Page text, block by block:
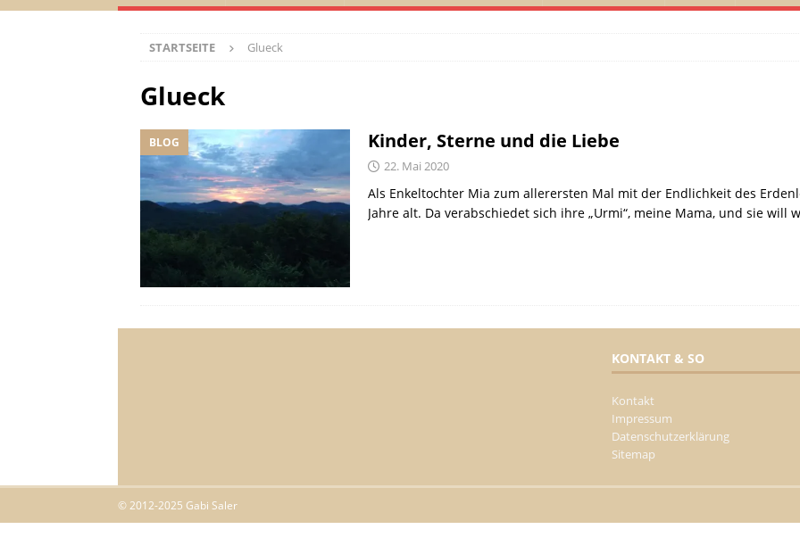
STARTSEITE Glueck
Glueck
BLOG Kinder, Sterne und die Liebe
22. Mai 2020
Als Enkeltochter Mia zum allerersten Mal mit der Endlichkeit des
Jahre alt. Da verabschiedet sich ihre „Urmi“, meine Mama, und sie will
KONTAKT & SO
Kontakt
Impressum
Datenschutzerklärung
Sitemap
© 2012-2025 Gabi Saler